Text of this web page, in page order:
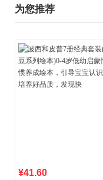
为您推荐
¥41.60